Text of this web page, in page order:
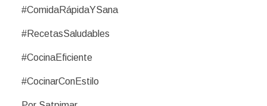
#ComidaRápidaYSana
#RecetasSaludables
#CocinaEficiente
#CocinarConEstilo